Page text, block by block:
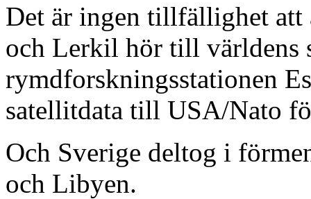
Det är ingen tillfällighet att
och Lerkil hör till världens
rymdforskningsstationen
satellitdata till USA/Nato
Och Sverige deltog i
och Libyen.